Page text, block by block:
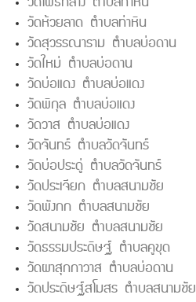
วัดห้วยลาด ตำบลท่าหิน
วัดสุวรรณาราม ตำบลบ่อดาน
วัดใหม่ ตำบลบ่อดาน
วัดบ่อแดง ตำบลบ่อแดง
วัดพิกุล ตำบลบ่อแดง
วัดวาส ตำบลบ่อแดง
วัดจันทร์ ตำบลวัดจันทร์
วัดบ่อประดู่ ตำบลวัดจันทร์
วัดประเจียก ตำบลสนามชัย
วัดพังกก ตำบลสนามชัย
วัดสนามชัย ตำบลสนามชัย
วัดธรรมประดิษฐ์ ตำบลคูขุด
วัดผาสุกกาวาส ตำบลบ่อดาน
วัดประดิษฐ์สโมสร ตำบลสนามชัย